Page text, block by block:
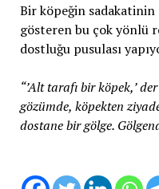
Bir köpeğin
gösteren bu çok yönlü
dostluğu pusulası
“’Alt tarafı bir köpek,’
gözümde, köpekten
dostane bir gölge.